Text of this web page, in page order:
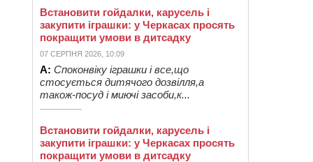
Встановити гойдалки, карусель і
закупити іграшки: у Черкасах просять
покращити умови в дитсадку
07 СЕРПНЯ 2026, 10:09
А: Споконвіку іграшки і все,що
стосується дитячого дозвілля,а
також-посуд і миючі засоби,к...
Встановити гойдалки, карусель і
закупити іграшки: у Черкасах просять
покращити умови в дитсадку